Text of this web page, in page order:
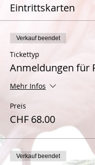
Schlüssel. Du darfst also
Gefühl folgen und Dich
soweit einlassen, wie es
stimmig ist. Und da wo’s
klickt, werden eure
ausgetauscht.
Eintrittskarten
Verkauf beendet
Tickettyp
Anmeldungen für
Mehr Infos
Preis
CHF 68.00
Verkauf beendet